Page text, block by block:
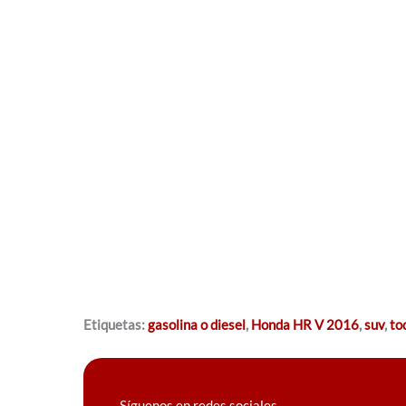
Etiquetas:gasolina o diesel, Honda HR V 2016,suv,